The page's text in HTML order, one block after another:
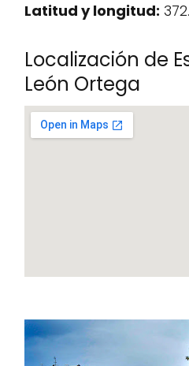
Latitud y longitud:
Localización de
León Ortega